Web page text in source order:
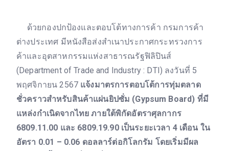
ด้วยกองปกป้องและตอบโต้ทางการค้า กรมการค้า
ต่างประเทศ มีหนังสือส่งสำเนาประกาศกระทรวงการ
ค้าและอุตสาหกรรมแห่งสาธารณรัฐฟิลิปินส์
(Department of Trade and Industry : DTI) ลงวันที่ 5
พฤศจิกายน 2567 แจ้งมาตรการตอบโต้การทุ่มตลาด
ชั่วคราวสำหรับสินค้าแผ่นยิปซั่ม (Gypsum Board) ที่มี
แหล่งกำเนิดจากไทย ภายใต้พิกัดอัตราศุลกากร
6809.11.00 และ 6809.19.90 เป็นระยะเวลา 4 เดือน ใน
อัตรา 0.01 – 0.06 ดอลลาร์ต่อกิโลกรัม โดยเริ่มมีผล